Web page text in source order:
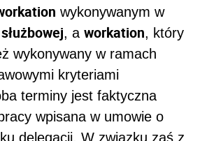
wykonywanym w
, a workation, który
wykonywany w ramach
kryteriami
terminy jest faktyczna
wpisana w umowie o
delegacji. W związku zaś z